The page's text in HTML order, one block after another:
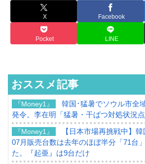
X Facebook
Pocket LINE
おススメ記事
『Money1』
韓国･猛暑でソウル市全
発令。李在明「猛暑・干ばつ対処状況点
『Money1』
【日本市場再挑戦中】
07月販売台数は去年のほぼ半分「71台
た。『起亜』は9台だけ